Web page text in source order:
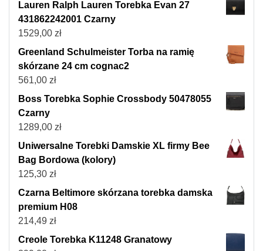
Lauren Ralph Lauren Torebka Evan 27
431862242001 Czarny
1529,00 zł
Greenland Schulmeister Torba na ramię
skórzane 24 cm cognac2
561,00 zł
Boss Torebka Sophie Crossbody 50478055
Czarny
1289,00 zł
Uniwersalne Torebki Damskie XL firmy Bee
Bag Bordowa (kolory)
125,30 zł
Czarna Beltimore skórzana torebka damska
premium H08
214,49 zł
Creole Torebka K11248 Granatowy